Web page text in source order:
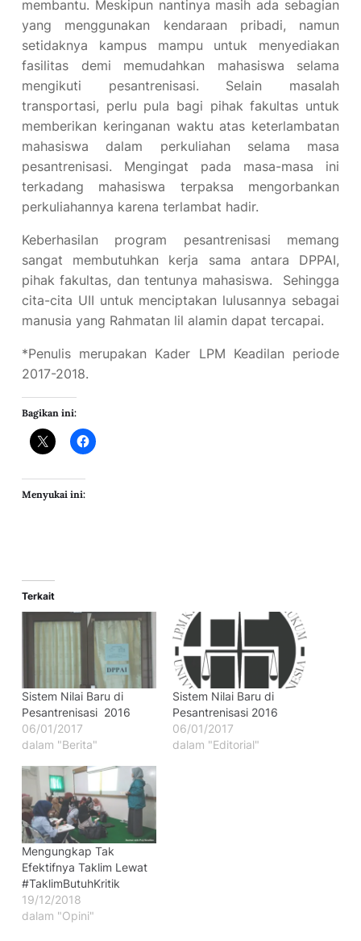
membantu. Meskipun nantinya masih ada sebagian
yang menggunakan kendaraan pribadi, namun
setidaknya kampus mampu untuk menyediakan
fasilitas demi memudahkan mahasiswa selama
mengikuti pesantrenisasi. Selain masalah
transportasi, perlu pula bagi pihak fakultas untuk
memberikan keringanan waktu atas keterlambatan
mahasiswa dalam perkuliahan selama masa
pesantrenisasi. Mengingat pada masa-masa ini
terkadang mahasiswa terpaksa mengorbankan
perkuliahannya karena terlambat hadir.
Keberhasilan program pesantrenisasi memang
sangat membutuhkan kerja sama antara DPPAI,
pihak fakultas, dan tentunya mahasiswa. Sehingga
cita-cita UII untuk menciptakan lulusannya sebagai
manusia yang Rahmatan lil alamin dapat tercapai.
*Penulis merupakan Kader LPM Keadilan periode
2017-2018.
Bagikan ini:
Menyukai ini:
Terkait
Sistem Nilai Baru di
Pesantrenisasi 2016
06/01/2017
dalam "Berita"
Sistem Nilai Baru di
Pesantrenisasi 2016
06/01/2017
dalam "Editorial"
Mengungkap Tak
Efektifnya Taklim Lewat
#TaklimButuhKritik
19/12/2018
dalam "Opini"